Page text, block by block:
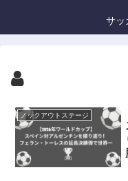
サッ
ノックアウトステージ